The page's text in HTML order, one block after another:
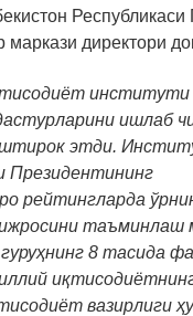
Республикаси
маркази директори
институти
ишлаб
этди.
Президентининг
рейтингларда
таъминлаш
8 тасида
вазирлиги